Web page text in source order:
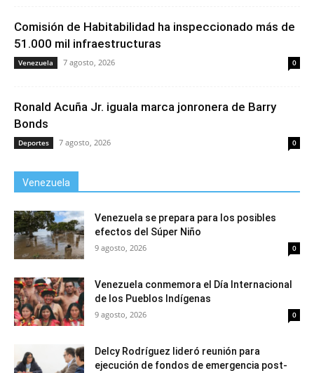
Comisión de Habitabilidad ha inspeccionado más de
51.000 mil infraestructuras
Venezuela 7 agosto, 2026 0
Ronald Acuña Jr. iguala marca jonronera de Barry
Bonds
Deportes 7 agosto, 2026 0
Venezuela
Venezuela se prepara para los posibles
efectos del Súper Niño
9 agosto, 2026 0
Venezuela conmemora el Día Internacional
de los Pueblos Indígenas
9 agosto, 2026 0
Delcy Rodríguez lideró reunión para
ejecución de fondos de emergencia post-